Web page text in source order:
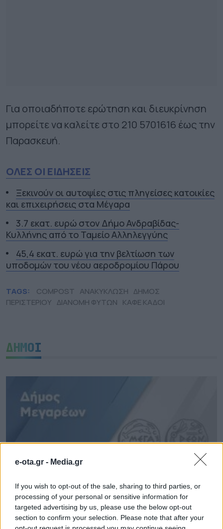
e-ota.gr - Media.gr
If you wish to opt-out of the sale, sharing to third parties, or
processing of your personal or sensitive information for
targeted advertising by us, please use the below opt-out
section to confirm your selection. Please note that after your
Για οποιαδήποτε ερώτηση και διευκρίνηση
μπορείτε να καλείτε στο 210 5701616 έως την
Παρασκευή.
ΟΛΕΣ ΟΙ ΕΙΔΗΣΕΙΣ
Ξεκινούν οι αυτοψίες στις πληγείσες κατοικίες
και επιχειρήσεις στα Μέγαρα
3.7 εκατ. ευρώ στον Δήμο Ανδραβίδας-
Κυλλήνης από το Ταμείο Αλληλεγγύης
45,4 εκατ. ευρώ για την βελτίωση των
υποδομών του νέου αεροδρομίου Πάρου
TAGS: COMPOST ΑΝΑΚΥΚΛΩΣΗ ΔΗΜΟΣ
ΠΕΡΙΣΤΕΡΙΟΥ ΔΙΑΝΟΜΗ ΦΥΤΩΝ ΚΑΦΕ ΚΑΔΟΙ
ΔΗΜΟΙ
Ξεκινούν οι αυτοψίες στις πληγείσες κατοικίες
και επιχειρήσεις στα Μέγαρα